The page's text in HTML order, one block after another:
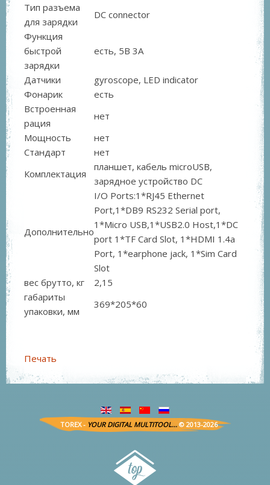
Тип разъема
для зарядки
DC connector
Функция
быстрой
зарядки
есть, 5В 3А
Датчики
gyroscope, LED indicator
Фонарик
есть
Встроенная
рация
нет
Мощность
нет
Стандарт
нет
Комплектация
планшет, кабель microUSB,
зарядное устройство DC
Дополнительно
I/O Ports:1*RJ45 Ethernet
Port,1*DB9 RS232 Serial port,
1*Micro USB,1*USB2.0 Host,1*DC
port 1*TF Card Slot, 1*HDMI 1.4a
Port, 1*earphone jack, 1*Sim Card
Slot
вес брутто, кг
2,15
габариты
упаковки, мм
369*205*60
Печать
TOREX - YOUR DIGITAL MULTITOOL...© 2013-2026